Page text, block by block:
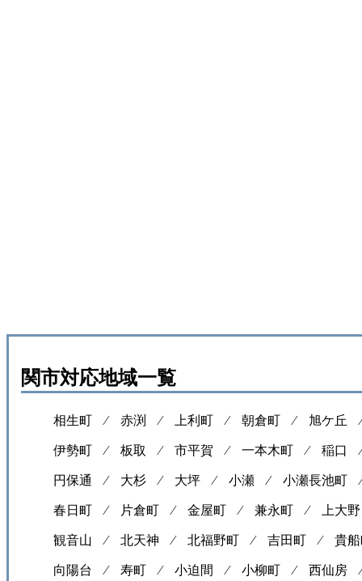
関市対応地域一覧
相生町 ⁄ 赤渕 ⁄ 上利町 ⁄ 朝倉町 ⁄ 旭ケ
伊勢町 ⁄ 板取 ⁄ 市平賀 ⁄ 一本木町 ⁄ 稲
円保通 ⁄ 大杉 ⁄ 大坪 ⁄ 小瀬 ⁄ 小瀬長池
春日町 ⁄ 片倉町 ⁄ 金屋町 ⁄ 兼永町 ⁄ 上
観音山 ⁄ 北天神 ⁄ 北福野町 ⁄ 吉田町 ⁄ 貴
向陽台 ⁄ 寿町 ⁄ 小迫間 ⁄ 小柳町 ⁄ 西仙